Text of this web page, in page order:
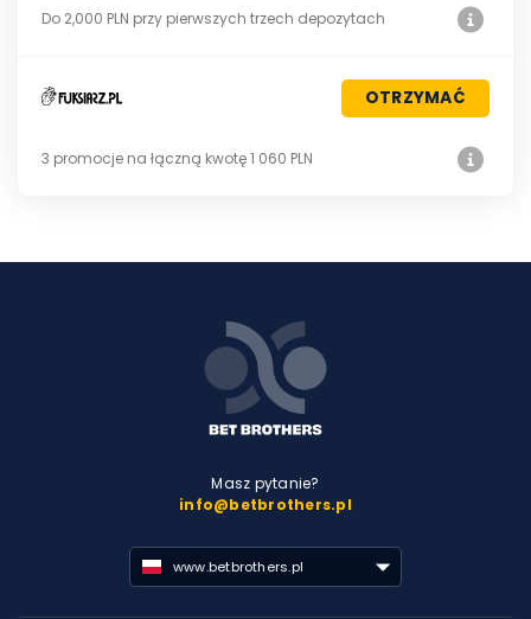
Do 2,000 PLN przy pierwszych trzech depozytach
OTRZYMAĆ
3 promocje na łączną kwotę 1 060 PLN
Masz pytanie?
info@betbrothers.pl
www.betbrothers.pl